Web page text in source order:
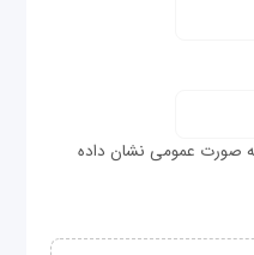
صورت عمومی نشان داده